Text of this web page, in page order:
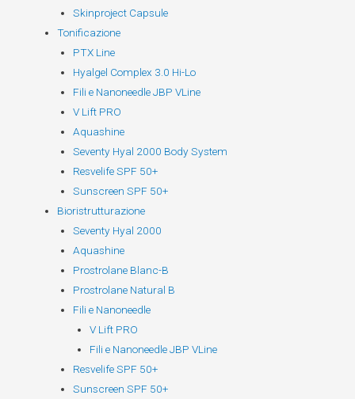
Skinproject Capsule
Tonificazione
PTX Line
Hyalgel Complex 3.0 Hi-Lo
Fili e Nanoneedle JBP VLine
V Lift PRO
Aquashine
Seventy Hyal 2000 Body System
Resvelife SPF 50+
Sunscreen SPF 50+
Bioristrutturazione
Seventy Hyal 2000
Aquashine
Prostrolane Blanc-B
Prostrolane Natural B
Fili e Nanoneedle
V Lift PRO
Fili e Nanoneedle JBP VLine
Resvelife SPF 50+
Sunscreen SPF 50+